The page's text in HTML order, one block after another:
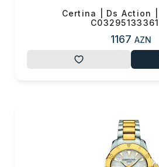
Certina | Ds Action |
1167 AZN